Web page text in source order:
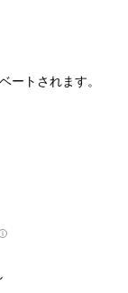
ートされます。